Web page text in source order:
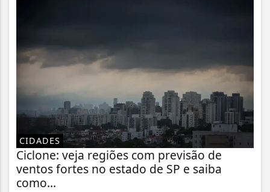
CIDADES
Ciclone: veja regiões com previsão de
ventos fortes no estado de SP e saiba
como...